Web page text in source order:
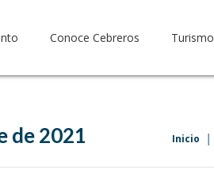
Conoce Cebreros Turismo
de 2021 Inicio